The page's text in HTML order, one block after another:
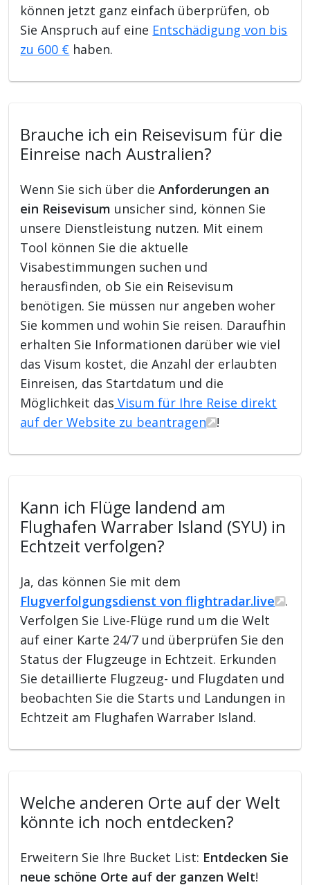
können jetzt ganz einfach überprüfen, ob
Sie Anspruch auf eine Entschädigung von bis
zu 600 € haben.
Brauche ich ein Reisevisum für die
Einreise nach Australien?
Wenn Sie sich über dieAnforderungen an
ein Reisevisum unsicher sind, können Sie
unsere Dienstleistung nutzen. Mit einem
Tool können Sie die aktuelle
Visabestimmungen suchen und
herausfinden, ob Sie ein Reisevisum
benötigen. Sie müssen nur angeben woher
Sie kommen und wohin Sie reisen. Daraufhin
erhalten Sie Informationen darüber wie viel
das Visum kostet, die Anzahl der erlaubten
Einreisen, das Startdatum und die
Möglichkeit das Visum für Ihre Reise direkt
auf der Website zu beantragen
!
Kann ich Flüge landend am
Flughafen Warraber Island (SYU) in
Echtzeit verfolgen?
Ja, das können Sie mit dem
Flugverfolgungsdienst von flightradar.live
.
Verfolgen Sie Live-Flüge rund um die Welt
auf einer Karte 24/7 und überprüfen Sie den
Status der Flugzeuge in Echtzeit. Erkunden
Sie detaillierte Flugzeug- und Flugdaten und
beobachten Sie die Starts und Landungen in
Echtzeit am Flughafen Warraber Island.
Welche anderen Orte auf der Welt
könnte ich noch entdecken?
Erweitern Sie Ihre Bucket List: Entdecken Sie
neue schöne Orte auf der ganzen Welt!